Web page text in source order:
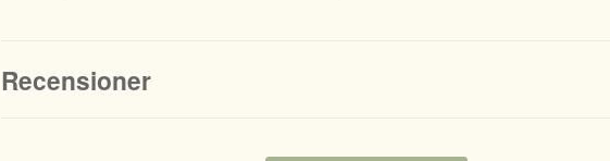
Recensioner